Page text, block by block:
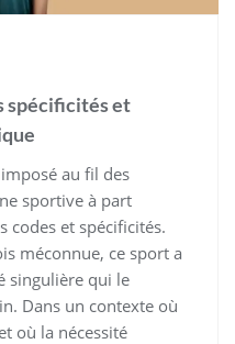
spécificités et
au fil des
sportive à part
codes et spécificités.
méconnue, ce sport a
singulière qui le
Dans un contexte où
où la nécessité